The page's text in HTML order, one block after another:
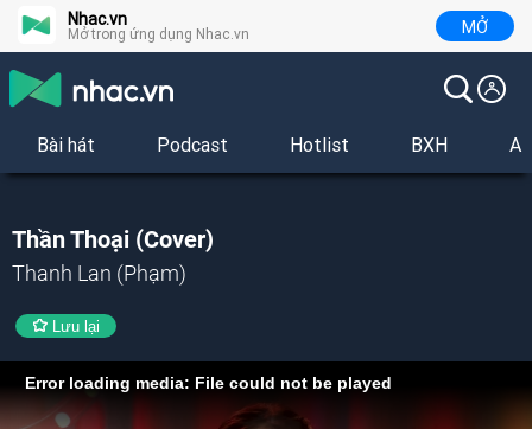
Nhac.vn
Mở trong ứng dụng Nhac.vn MỞ
Bài hát Podcast Hotlist BXH
Thần Thoại (Cover)
Thanh Lan (Phạm)
Lưu lại
Error loading media: File could not be played